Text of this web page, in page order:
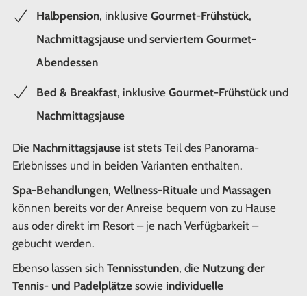
Halbpension, inklusiveGourmet-Frühstück,
Nachmittagsjauseund serviertem Gourmet-
Abendessen
Bed & Breakfast, inklusiveGourmet-Frühstück und
Nachmittagsjause
Die Nachmittagsjauseist stets Teil des Panorama-
Erlebnisses und in beiden Varianten enthalten.
Spa-Behandlungen, Wellness-Ritualeund Massagen
können bereits vor der Anreise bequem von zu Hause
aus oder direkt im Resort – je nach Verfügbarkeit –
gebucht werden.
Ebenso lassen sich Tennisstunden, die Nutzung der
Tennis- und Padelplätzesowie individuelle